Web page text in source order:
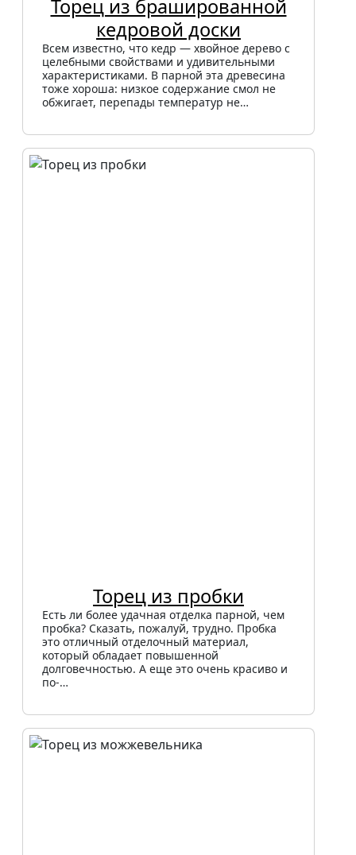
Торец из брашированной
кедровой доски
Всем известно, что кедр — хвойное дерево с
целебными свойствами и удивительными
характеристиками. В парной эта древесина
тоже хороша: низкое содержание смол не
обжигает, перепады температур не…
Торец из пробки
Есть ли более удачная отделка парной, чем
пробка? Сказать, пожалуй, трудно. Пробка
это отличный отделочный материал,
который обладает повышенной
долговечностью. А еще это очень красиво и
по-…